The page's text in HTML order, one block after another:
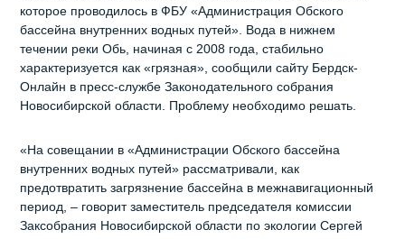
которое проводилось в ФБУ «Администрация Обского
бассейна внутренних водных путей». Вода в нижнем
течении реки Обь, начиная с 2008 года, стабильно
характеризуется как «грязная», сообщили сайту Бердск-
Онлайн в пресс-службе Законодательного собрания
Новосибирской области. Проблему необходимо решать.
«На совещании в «Администрации Обского бассейна
внутренних водных путей» рассматривали, как
предотвратить загрязнение бассейна в межнавигационный
период, – говорит заместитель председателя комиссии
Заксобрания Новосибирской области по экологии Сергей